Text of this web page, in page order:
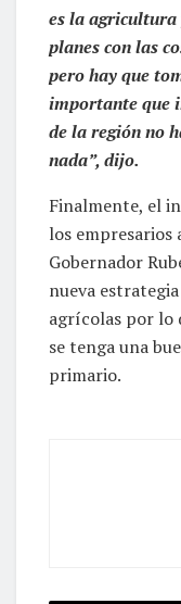
es la
planes con las
pero hay que
importante que
de la región no
nada”, dijo.
Finalmente, el
los empresarios
Gobernador
nueva
agrícolas por lo
se tenga una
primario.